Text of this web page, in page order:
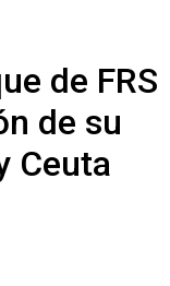
de FRS
de su
Ceuta